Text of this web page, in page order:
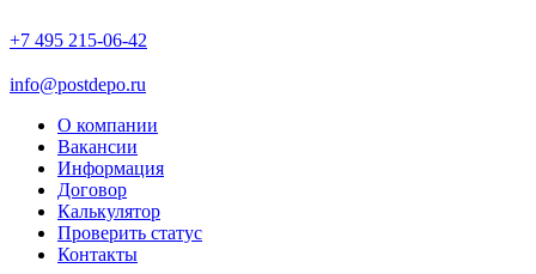
+7 495 215-06-42
info@postdepo.ru
О компании
Вакансии
Информация
Договор
Калькулятор
Проверить статус
Контакты